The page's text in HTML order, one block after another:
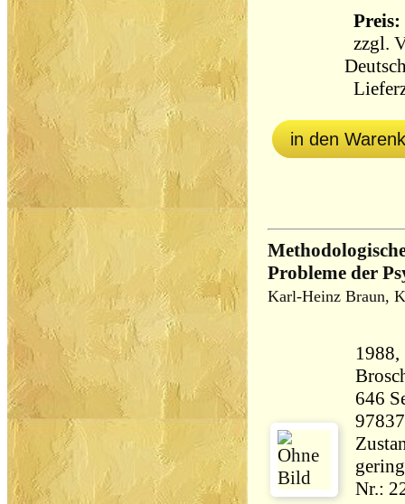
Preis:
zzgl.
in den
Probleme der
Karl-Heinz Braun,
646 Seiten
Nr.: